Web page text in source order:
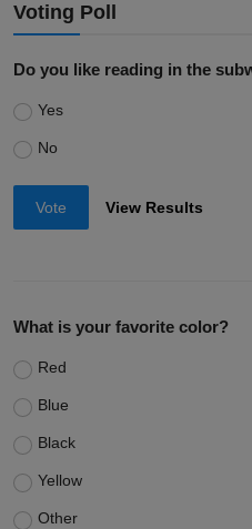
Voting Poll
Do you like reading in the
Yes
No
Vote View Results
What is your favorite color?
Red
Blue
Black
Yellow
Other